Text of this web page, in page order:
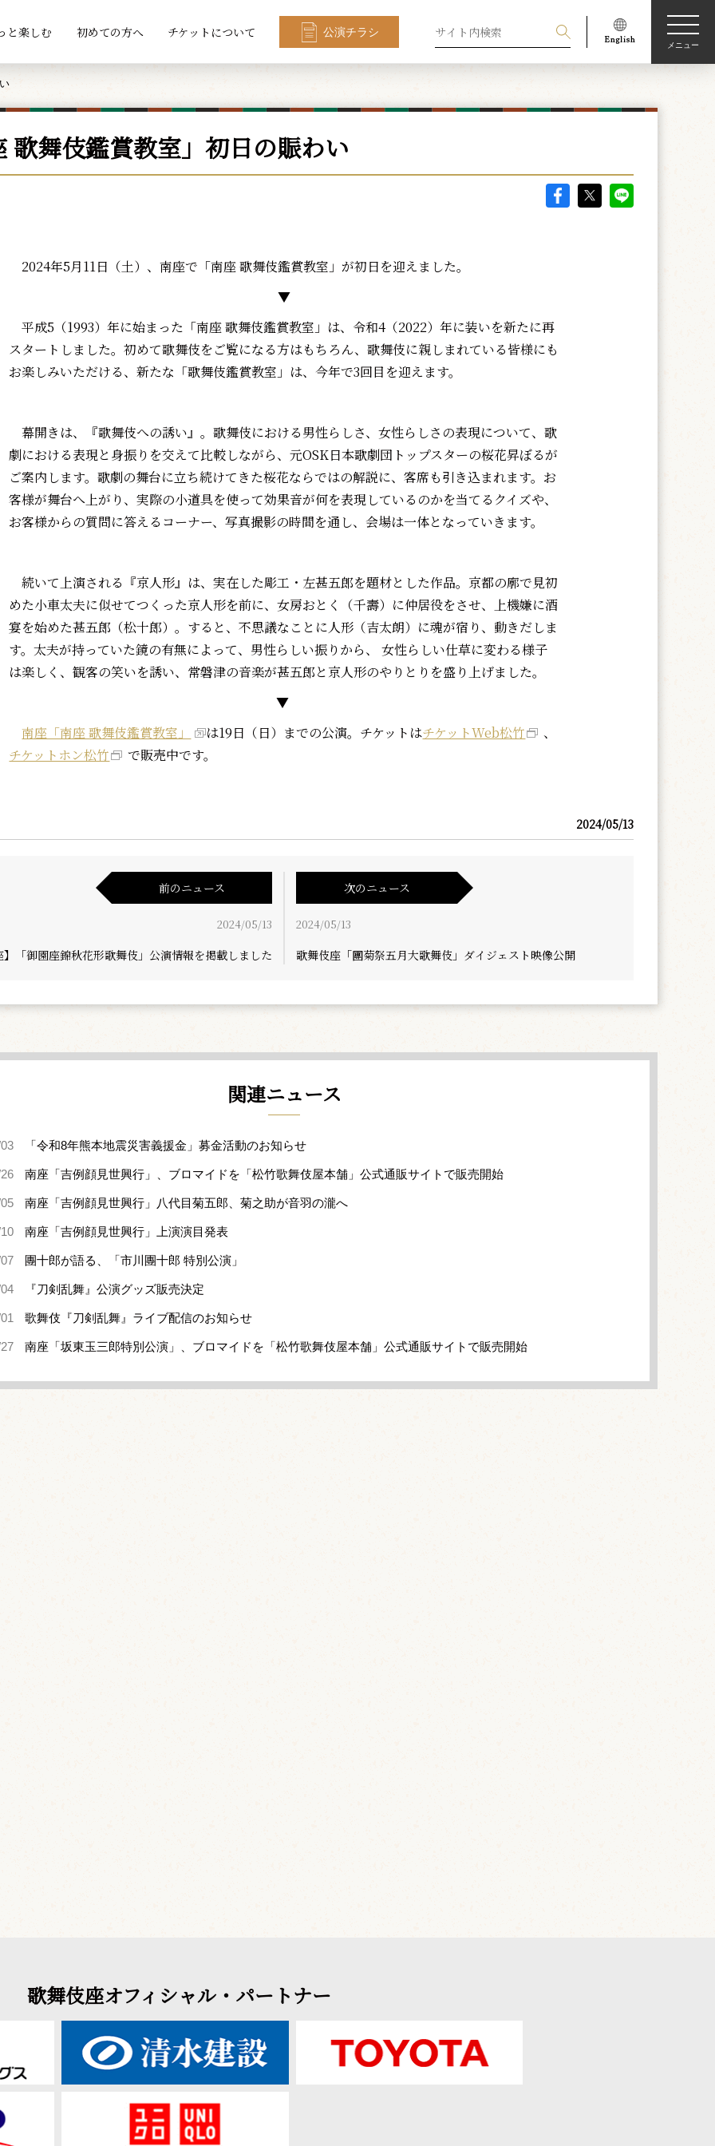
と楽しむ 初めての方へ チケットについて 公演チラシ
メニュー
歌舞伎鑑賞教室」初日の賑わい
2024年5月11日（土）、南座で「南座 歌舞伎鑑賞教室」が初日を迎えました。
▼
平成5（1993）年に始まった「南座 歌舞伎鑑賞教室」は、令和4（2022）年に装いを新たに再
スタートしました。初めて歌舞伎をご覧になる方はもちろん、歌舞伎に親しまれている皆様にも
お楽しみいただける、新たな「歌舞伎鑑賞教室」は、今年で3回目を迎えます。
幕開きは、『歌舞伎への誘い』。歌舞伎における男性らしさ、女性らしさの表現について、歌
劇における表現と身振りを交えて比較しながら、元OSK日本歌劇団トップスターの桜花昇ぼるが
ご案内します。歌劇の舞台に立ち続けてきた桜花ならではの解説に、客席も引き込まれます。お
客様が舞台へ上がり、実際の小道具を使って効果音が何を表現しているのかを当てるクイズや、
お客様からの質問に答えるコーナー、写真撮影の時間を通し、会場は一体となっていきます。
続いて上演される『京人形』は、実在した彫工・左甚五郎を題材とした作品。京都の廓で見初
めた小車太夫に似せてつくった京人形を前に、女房おとく（千壽）に仲居役をさせ、上機嫌に酒
宴を始めた甚五郎（松十郎）。すると、不思議なことに人形（吉太朗）に魂が宿り、動きだしま
す。太夫が持っていた鏡の有無によって、男性らしい振りから、 女性らしい仕草に変わる様子
は楽しく、観客の笑いを誘い、常磐津の音楽が甚五郎と京人形のやりとりを盛り上げました。
▼
南座「南座 歌舞伎鑑賞教室」
は19日（日）までの公演。チケットはチケットWeb松竹
、
チケットホン松竹
で販売中です。
2024/05/13
前のニュース
2024/05/13
】「御園座錦秋花形歌舞伎」公演情報を掲載しました
次のニュース
2024/05/13
歌舞伎座「團菊祭五月大歌舞伎」ダイジェスト映像公開
関連ニュース
「令和8年熊本地震災害義援金」募金活動のお知らせ
南座「吉例顔見世興行」、ブロマイドを「松竹歌舞伎屋本舗」公式通販サイトで販売開始
南座「吉例顔見世興行」八代目菊五郎、菊之助が音羽の瀧へ
南座「吉例顔見世興行」上演演目発表
團十郎が語る、「市川團十郎 特別公演」
『刀剣乱舞』公演グッズ販売決定
歌舞伎『刀剣乱舞』ライブ配信のお知らせ
南座「坂東玉三郎特別公演」、ブロマイドを「松竹歌舞伎屋本舗」公式通販サイトで販売開始
歌舞伎座オフィシャル・パートナー